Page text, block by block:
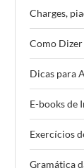
Charges,
Como Dizer
Dicas para
E-books de
Exercícios
Gramática